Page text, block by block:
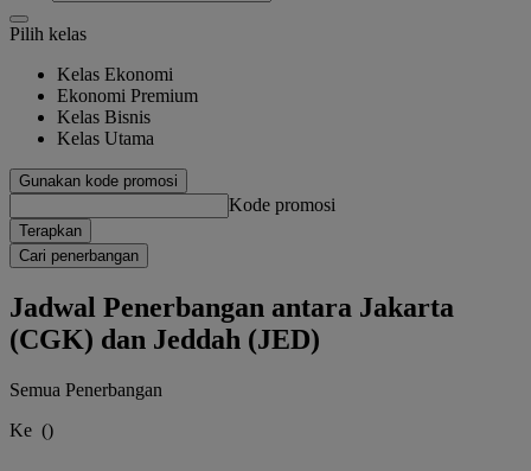
Pilih kelas
Kelas Ekonomi
Ekonomi Premium
Kelas Bisnis
Kelas Utama
Gunakan kode promosi
Kode promosi
Terapkan
Cari penerbangan
Jadwal Penerbangan antara Jakarta
(CGK) dan Jeddah (JED)
Semua Penerbangan
Ke ()